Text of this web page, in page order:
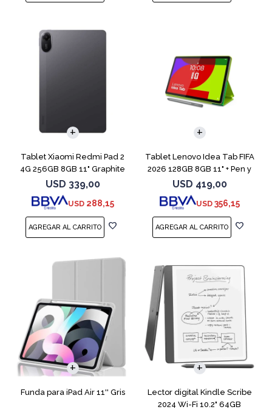
Tablet Xiaomi Redmi Pad 2
4G 256GB 8GB 11" Graphite
Gray
USD 339,00
USD 288,15
Tablet Lenovo Idea Tab FIFA
2026 128GB 8GB 11" + Pen y
Funda
USD 419,00
USD 356,15
Funda para iPad Air 11'' Gris
Lector digital Kindle Scribe
2024 Wi-Fi 10.2" 64GB